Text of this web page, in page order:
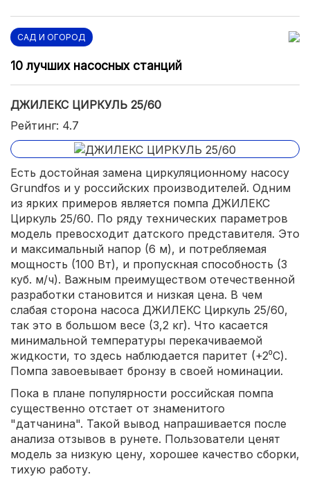
САД И ОГОРОД
10 лучших насосных станций
ДЖИЛЕКС ЦИРКУЛЬ 25/60
Рейтинг: 4.7
Есть достойная замена циркуляционному насосу
Grundfos и у российских производителей. Одним
из ярких примеров является помпа ДЖИЛЕКС
Циркуль 25/60. По ряду технических параметров
модель превосходит датского представителя. Это
и максимальный напор (6 м), и потребляемая
мощность (100 Вт), и пропускная способность (3
куб. м/ч). Важным преимуществом отечественной
разработки становится и низкая цена. В чем
слабая сторона насоса ДЖИЛЕКС Циркуль 25/60,
так это в большом весе (3,2 кг). Что касается
минимальной температуры перекачиваемой
жидкости, то здесь наблюдается паритет (+2⁰С).
Помпа завоевывает бронзу в своей номинации.
Пока в плане популярности российская помпа
существенно отстает от знаменитого
"датчанина". Такой вывод напрашивается после
анализа отзывов в рунете. Пользователи ценят
модель за низкую цену, хорошее качество сборки,
тихую работу.